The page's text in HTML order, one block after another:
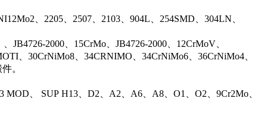
、2205、2507、2103、904L、254SMD、304LN、
2000、15CrMo、JB4726-2000、12CrMoV、
、30CrNiMo8、34CRNIMO、34CrNiMo6、36CrNiMo4、
。
、 SUP H13、D2、A2、A6、A8、O1、O2、9Cr2Mo、